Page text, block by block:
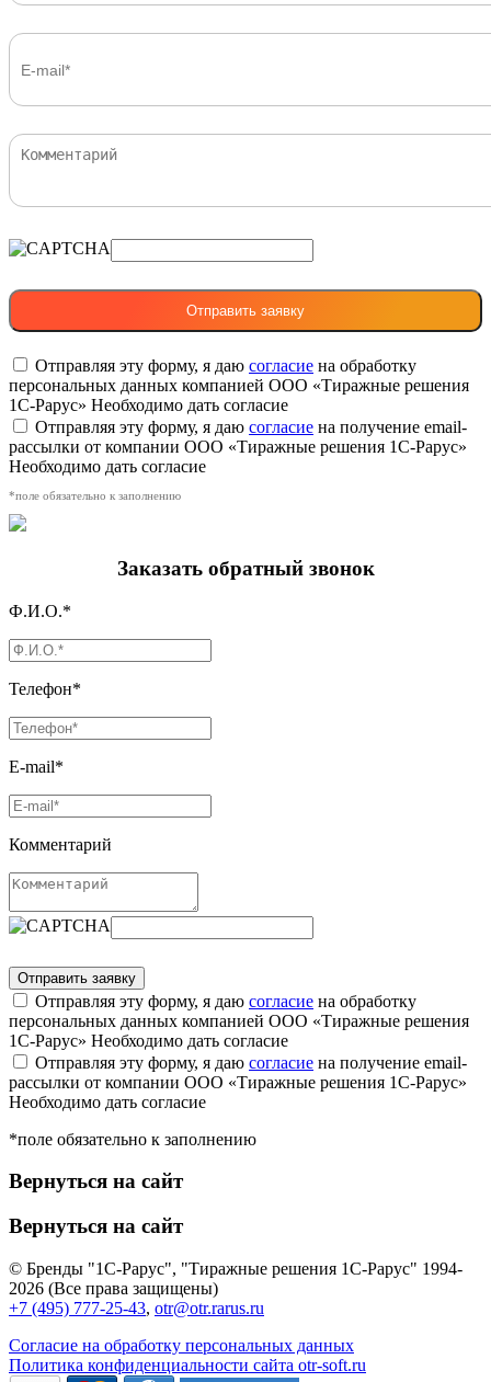
Отправляя эту форму, я даю согласие на обработку
персональных данных компанией ООО «Тиражные решения
1С-Рарус» Необходимо дать согласие
Отправляя эту форму, я даю согласие на получение email-
рассылки от компании ООО «Тиражные решения 1С-Рарус»
Необходимо дать согласие
*поле обязательно к заполнению
Заказать обратный звонок
Ф.И.О.*
Телефон*
E-mail*
Комментарий
Отправляя эту форму, я даю согласие на обработку
персональных данных компанией ООО «Тиражные решения
1С-Рарус» Необходимо дать согласие
Отправляя эту форму, я даю согласие на получение email-
рассылки от компании ООО «Тиражные решения 1С-Рарус»
Необходимо дать согласие
*поле обязательно к заполнению
Вернуться на сайт
Вернуться на сайт
© Бренды "1С-Рарус", "Тиражные решения 1С-Рарус" 1994-
2026 (Все права защищены)
+7 (495) 777-25-43, otr@otr.rarus.ru
Согласие на обработку персональных данных
Политика конфиденциальности сайта otr-soft.ru